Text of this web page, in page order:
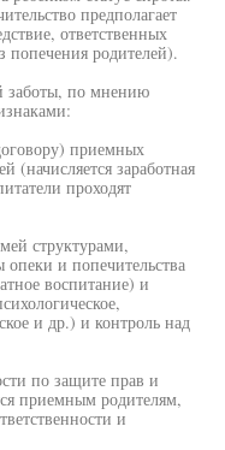
предполагает
ответственных
попечения родителей).
заботы, по мнению
приемных
(начисляется заработная
проходят
структурами,
и попечительства
воспитание) и
и др.) и контроль над
по защите прав и
приемным родителям,
и